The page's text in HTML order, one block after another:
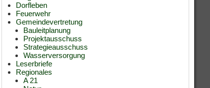
Dorfleben
Feuerwehr
Gemeindevertretung
Bauleitplanung
Projektausschuss
Strategieausschuss
Wasserversorgung
Leserbriefe
Regionales
A 21